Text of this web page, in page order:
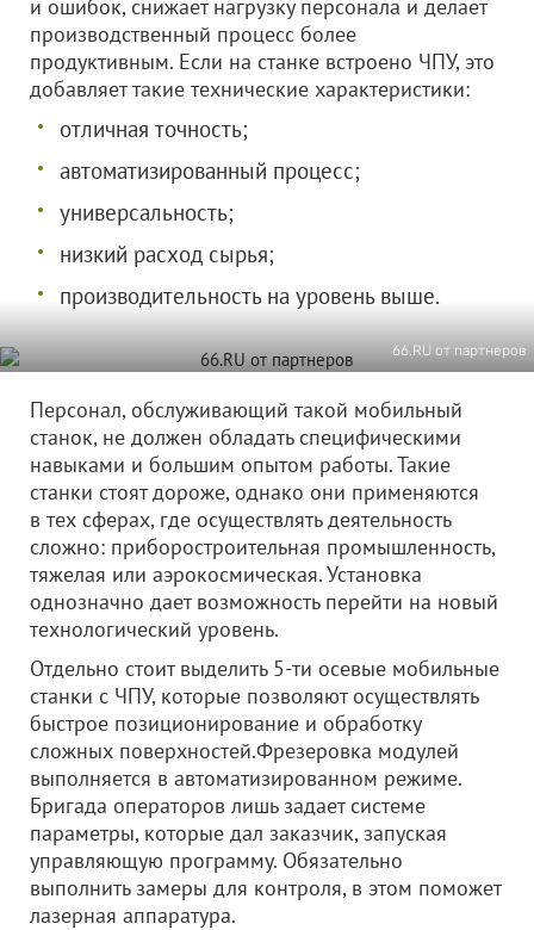
и ошибок, снижает нагрузку персонала и делает
производственный процесс более
продуктивным. Если на станке встроено ЧПУ, это
добавляет такие технические характеристики:
отличная точность;
автоматизированный процесс;
универсальность;
низкий расход сырья;
производительность на уровень выше.
66.RU от партнеров
Персонал, обслуживающий такой мобильный
станок, не должен обладать специфическими
навыками и большим опытом работы. Такие
станки стоят дороже, однако они применяются
в тех сферах, где осуществлять деятельность
сложно: приборостроительная промышленность,
тяжелая или аэрокосмическая. Установка
однозначно дает возможность перейти на новый
технологический уровень.
Отдельно стоит выделить 5-ти осевые мобильные
станки с ЧПУ, которые позволяют осуществлять
быстрое позиционирование и обработку
сложных поверхностей.Фрезеровка модулей
выполняется в автоматизированном режиме.
Бригада операторов лишь задает системе
параметры, которые дал заказчик, запуская
управляющую программу. Обязательно
выполнить замеры для контроля, в этом поможет
лазерная аппаратура.